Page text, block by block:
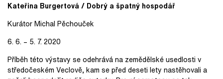
Kateřina Burgertová / Dobrý a špatný hospodář
Kurátor Michal Pěchouček
6. 6. – 5. 7. 2020
Příběh této výstavy se odehrává na zemědělské usedlosti v
středočeském Veclově, kam se před deseti lety nastěhovali a